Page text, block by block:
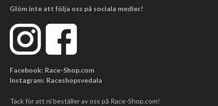
Glöm inte att följa oss på sociala medier!
Facebook: Race-Shop.com
Instagram: Raceshopsvedala
Tack för att ni beställer av oss på Race-Shop.com!